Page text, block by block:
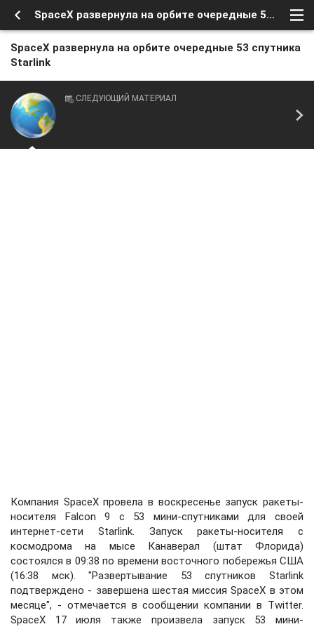
SpaceX развернула на орбите очередные 53 спутника Starlink
SpaceX развернула на орбите очередные 53 спутника
Starlink
СЛЕДУЮЩИЙ МАТЕРИАЛ
Компания SpaceX провела в воскресенье запуск ракеты-
носителя Falcon 9 с 53 мини-спутниками для своей
интернет-сети Starlink. Запуск ракеты-носителя с
космодрома на мысе Канаверал (штат Флорида)
состоялся в 09:38 по времени восточного побережья США
(16:38 мск). "Развертывание 53 спутников Starlink
подтверждено - завершена шестая миссия SpaceX в этом
месяце", - отмечается в сообщении компании в Twitter.
SpaceX 17 июля также произвела запуск 53 мини-